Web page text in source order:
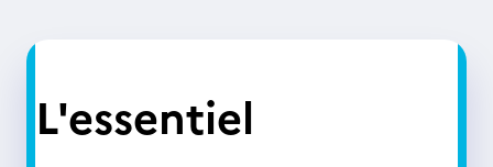
L'essentiel